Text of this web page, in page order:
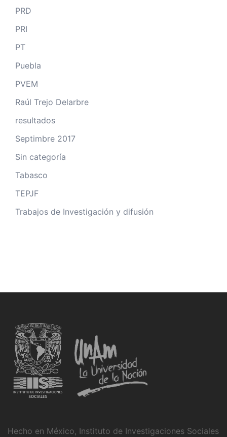
PRD
PRI
PT
Puebla
PVEM
Raúl Trejo Delarbre
resultados
Septimbre 2017
Sin categoría
Tabasco
TEPJF
Trabajos de Investigación y difusión
Hecho en México, Instituto de Investigaciones Sociales